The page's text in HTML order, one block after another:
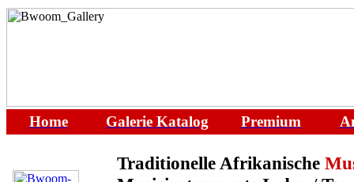
Home Galerie Katalog Premium
Traditionelle Afrikanische